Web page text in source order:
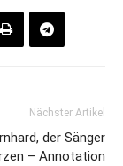
Nächster Artikel
der Sänger
– Annotation